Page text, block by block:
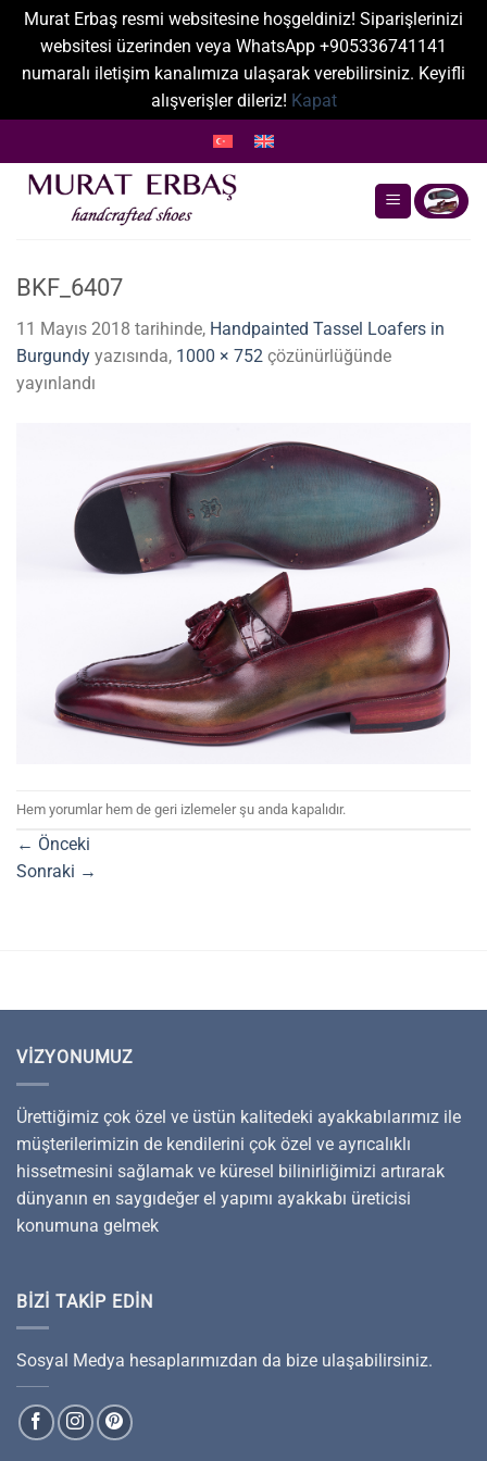
Murat Erbaş resmi websitesine hoşgeldiniz! Siparişlerinizi
websitesi üzerinden veya WhatsApp +905336741141
numaralı iletişim kanalımıza ulaşarak verebilirsiniz. Keyifli
alışverişler dileriz! Kapat
atla
BKF_6407
11 Mayıs 2018 tarihinde, Handpainted Tassel Loafers in
Burgundy yazısında, 1000 × 752 çözünürlüğünde
yayınlandı
Hem yorumlar hem de geri izlemeler şu anda kapalıdır.
← Önceki
Sonraki →
VIZYONUMUZ
Ürettiğimiz çok özel ve üstün kalitedeki ayakkabılarımız ile
müşterilerimizin de kendilerini çok özel ve ayrıcalıklı
hissetmesini sağlamak ve küresel bilinirliğimizi artırarak
dünyanın en saygıdeğer el yapımı ayakkabı üreticisi
konumuna gelmek
BIZI TAKIP EDIN
Sosyal Medya hesaplarımızdan da bize ulaşabilirsiniz.